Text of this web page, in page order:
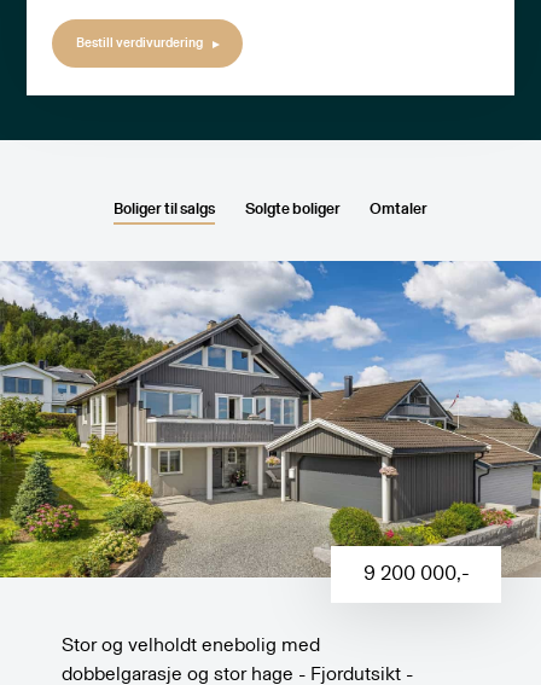
Bestill verdivurdering
Boliger til salgs Solgte boliger Omtaler
9 200 000,-
Stor og velholdt enebolig med
dobbelgarasje og stor hage - Fjordutsikt -